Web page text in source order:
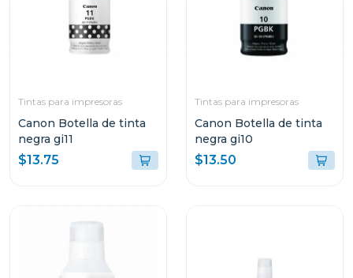
Tintas para impresoras
Canon Botella de tinta
negra gi11
$13.75
Tintas para impresoras
Canon Botella de tinta
negra gi10
$13.50